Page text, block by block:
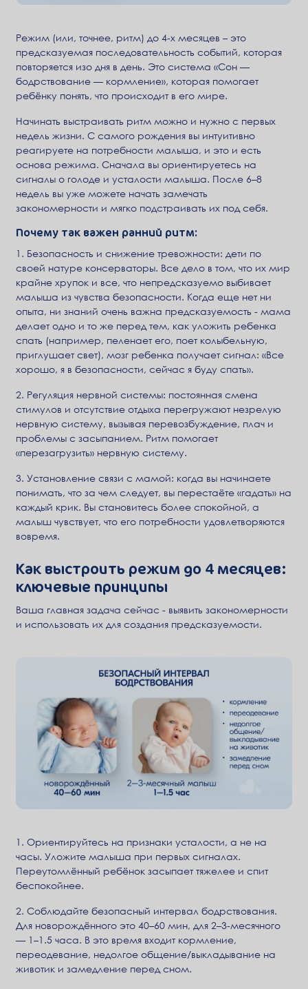
Режим (или, точнее, ритм) до 4-х месяцев – это
предсказуемая последовательность событий, которая
повторяется изо дня в день. Это система «Сон —
бодрствование — кормление», которая помогает
ребёнку понять, что происходит в его мире.
Начинать выстраивать ритм можно и нужно с первых
недель жизни. С самого рождения вы интуитивно
реагируете на потребности малыша, и это и есть
основа режима. Сначала вы ориентируетесь на
сигналы о голоде и усталости малыша. После 6–8
недель вы уже можете начать замечать
закономерности и мягко подстраивать их под себя.
Почему так важен ранний ритм:
1. Безопасность и снижение тревожности: дети по
своей натуре консерваторы. Все дело в том, что их мир
крайне хрупок и все, что непредсказуемо выбивает
малыша из чувства безопасности. Когда еще нет ни
опыта, ни знаний очень важна предсказуемость - мама
делает одно и то же перед тем, как уложить ребенка
спать (например, пеленает его, поет колыбельную,
приглушает свет), мозг ребенка получает сигнал: «Все
хорошо, я в безопасности, сейчас я буду спать».
2. Регуляция нервной системы: постоянная смена
стимулов и отсутствие отдыха перегружают незрелую
нервную систему, вызывая перевозбуждение, плач и
проблемы с засыпанием. Ритм помогает
«перезагрузить» нервную систему.
3. Установление связи с мамой: когда вы начинаете
понимать, что за чем следует, вы перестаёте «гадать» на
каждый крик. Вы становитесь более спокойной, а
малыш чувствует, что его потребности удовлетворяются
вовремя.
Как выстроить режим до 4 месяцев:
ключевые принципы
Ваша главная задача сейчас - выявить закономерности
и использовать их для создания предсказуемости.
1. Ориентируйтесь на признаки усталости, а не на
часы. Уложите малыша при первых сигналах.
Переутомлённый ребёнок засыпает тяжелее и спит
беспокойнее.
2. Соблюдайте безопасный интервал бодрствования.
Для новорождённого это 40–60 мин, для 2–3-месячного
— 1–1.5 часа. В это время входит кормление,
переодевание, недолгое общение/выкладывание на
животик и замедление перед сном.